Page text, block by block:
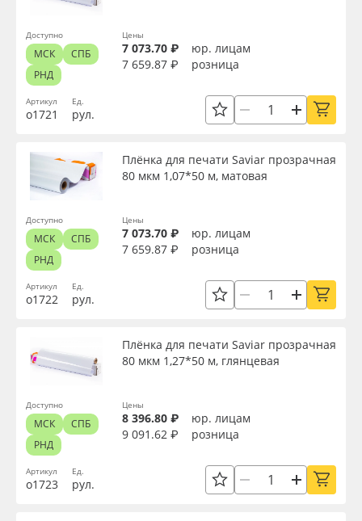
Артикул
о1721
Ед.
рул.
Цены
7 073.70 ₽
юр. лицам
7 659.87 ₽
розница
Доступно
МСК
СПБ
РНД
Артикул
о1722
Плёнка для печати Saviar прозрачная
80 мкм 1,07*50 м, матовая
Ед.
рул.
Цены
7 073.70 ₽
юр. лицам
7 659.87 ₽
розница
Доступно
МСК
СПБ
РНД
Артикул
о1723
Плёнка для печати Saviar прозрачная
80 мкм 1,27*50 м, глянцевая
Ед.
рул.
Цены
8 396.80 ₽
юр. лицам
9 091.62 ₽
розница
Доступно
МСК
СПБ
РНД